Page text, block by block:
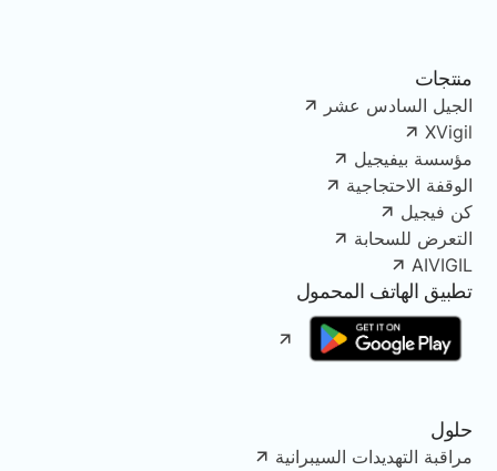
منتجات
الجيل السادس عشر
XVigil
مؤسسة بيفيجيل
الوقفة الاحتجاجية
كن فيجيل
التعرض للسحابة
AIVIGIL
تطبيق الهاتف المحمول
حلول
مراقبة التهديدات السيبرانية